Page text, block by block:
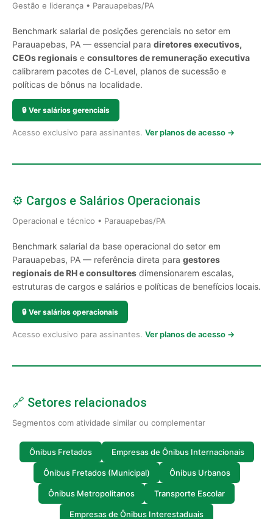
Gestão e liderança • Parauapebas/PA
Benchmark salarial de posições gerenciais no setor em
Parauapebas, PA — essencial para diretores executivos,
CEOs regionais e consultores de remuneração executiva
calibrarem pacotes de C-Level, planos de sucessão e
políticas de bônus na localidade.
🔒 Ver salários gerenciais
Acesso exclusivo para assinantes. Ver planos de acesso →
⚙️ Cargos e Salários Operacionais
Operacional e técnico • Parauapebas/PA
Benchmark salarial da base operacional do setor em
Parauapebas, PA — referência direta para gestores
regionais de RH e consultores dimensionarem escalas,
estruturas de cargos e salários e políticas de benefícios locais.
🔒 Ver salários operacionais
Acesso exclusivo para assinantes. Ver planos de acesso →
🔗 Setores relacionados
Segmentos com atividade similar ou complementar
Ônibus Fretados Empresas de Ônibus Internacionais
Ônibus Fretados (Municipal) Ônibus Urbanos
Ônibus Metropolitanos Transporte Escolar
Empresas de Ônibus Interestaduais